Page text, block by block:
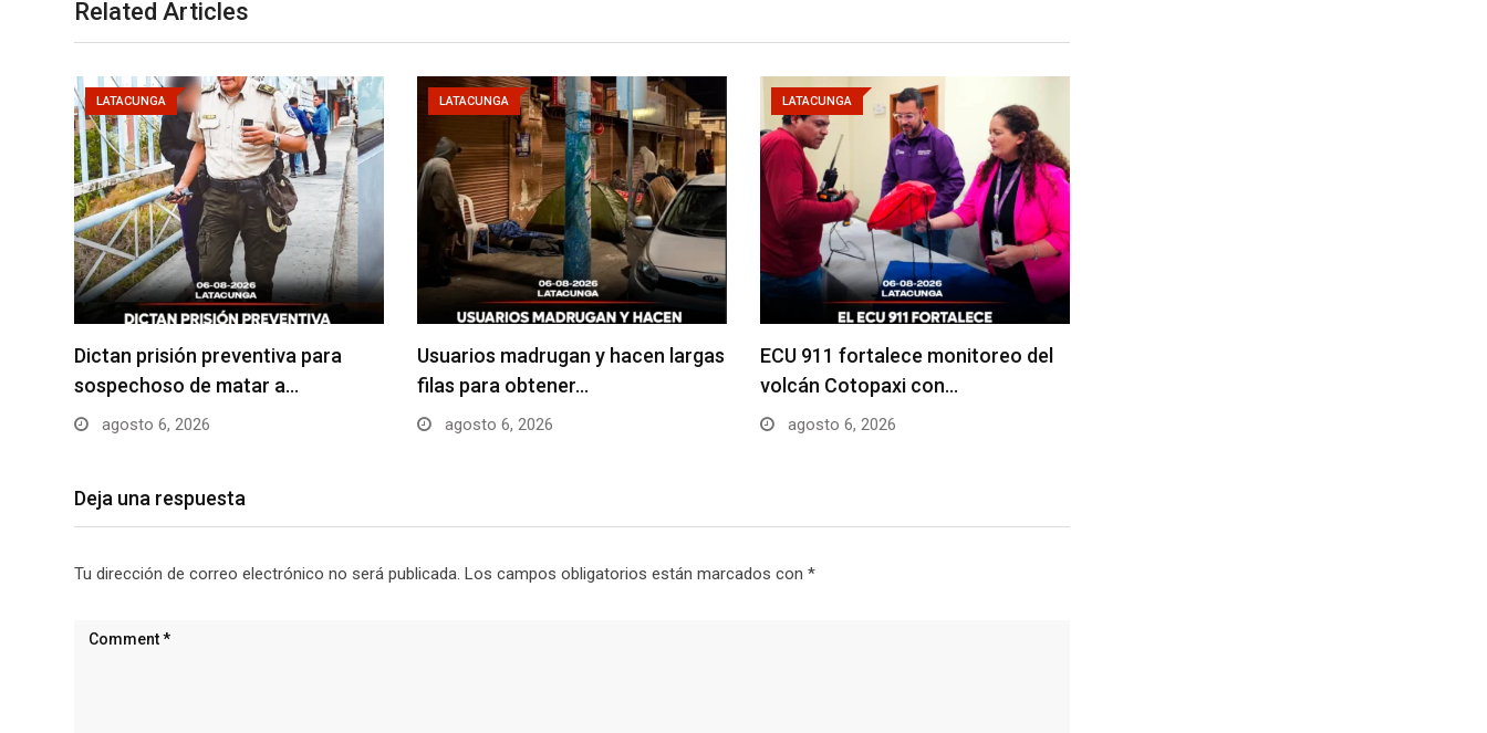
Related Articles
LATACUNGA
Dictan prisión preventiva para
sospechoso de matar a…
agosto 6, 2026
LATACUNGA
Usuarios madrugan y hacen largas
filas para obtener…
agosto 6, 2026
LATACUNGA
ECU 911 fortalece monitoreo del
volcán Cotopaxi con…
agosto 6, 2026
Deja una respuesta
Tu dirección de correo electrónico no será publicada. Los campos obligatorios están marcados con *